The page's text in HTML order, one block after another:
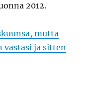
2012.
mutta
vastasi ja sitten